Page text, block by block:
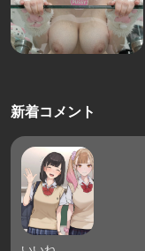
新着コメント